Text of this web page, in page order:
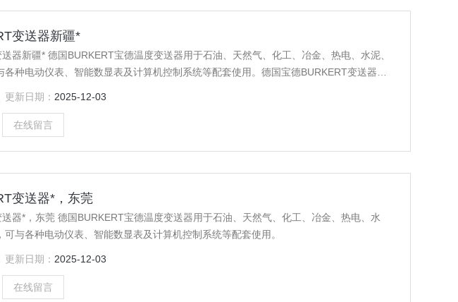
变送器新疆*
器新疆* 德国BURKERT宝德温度变送器用于石油、天然气、化工、冶金、热电、水泥、
各种电动仪表、智能数显表及计算机控制系统等配套使用。德国宝德BURKERT变送器种
更新日期： 2025-12-03
在线留言
变送器*，东莞
器*，东莞 德国BURKERT宝德温度变送器用于石油、天然气、化工、冶金、热电、水
可与各种电动仪表、智能数显表及计算机控制系统等配套使用。
更新日期： 2025-12-03
在线留言